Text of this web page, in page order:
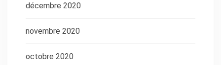
décembre 2020
novembre 2020
octobre 2020